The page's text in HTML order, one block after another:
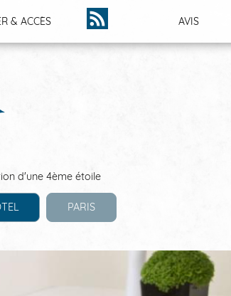
& ACCÈS AVIS
d'une 4ème étoile
PARIS